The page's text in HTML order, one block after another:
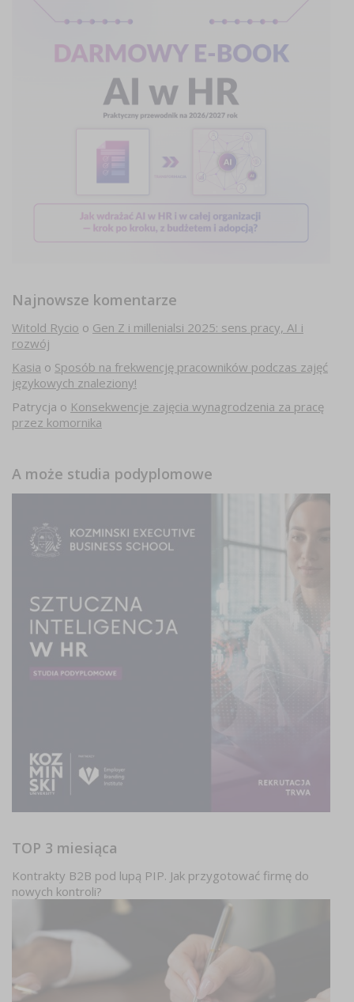
Najnowsze komentarze
Witold Rycio o Gen Z i millenialsi 2025: sens pracy, AI i
rozwój
Kasia o Sposób na frekwencję pracowników podczas zajęć
językowych znaleziony!
Patrycja o Konsekwencje zajęcia wynagrodzenia za pracę
przez komornika
A może studia podyplomowe
TOP 3 miesiąca
Kontrakty B2B pod lupą PIP. Jak przygotować firmę do
nowych kontroli?